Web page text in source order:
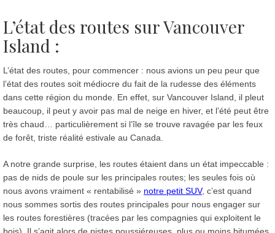
L’état des routes sur Vancouver
Island :
L’état des routes, pour commencer : nous avions un peu peur que
l’état des routes soit médiocre du fait de la rudesse des éléments
dans cette région du monde. En effet, sur Vancouver Island, il pleut
beaucoup, il peut y avoir pas mal de neige en hiver, et l’été peut être
très chaud… particulièrement si l’île se trouve ravagée par les feux
de forêt, triste réalité estivale au Canada.
A notre grande surprise, les routes étaient dans un état impeccable :
pas de nids de poule sur les principales routes; les seules fois où
nous avons vraiment « rentabilisé » notre petit SUV, c’est quand
nous sommes sortis des routes principales pour nous engager sur
les routes forestières (tracées par les compagnies qui exploitent le